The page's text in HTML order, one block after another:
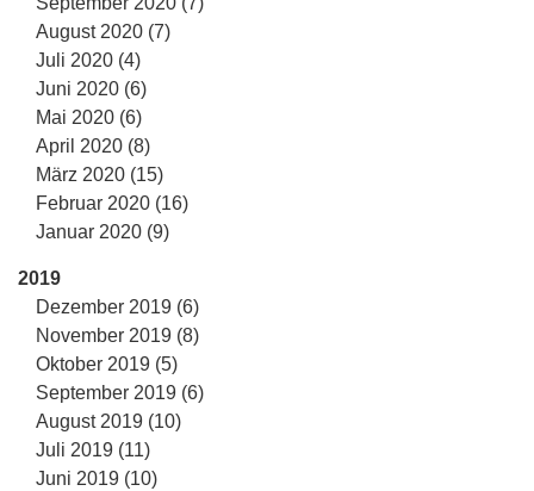
August 2020 (7)
Juli 2020 (4)
Juni 2020 (6)
Mai 2020 (6)
April 2020 (8)
März 2020 (15)
Februar 2020 (16)
Januar 2020 (9)
2019
Dezember 2019 (6)
November 2019 (8)
Oktober 2019 (5)
September 2019 (6)
August 2019 (10)
Juli 2019 (11)
Juni 2019 (10)